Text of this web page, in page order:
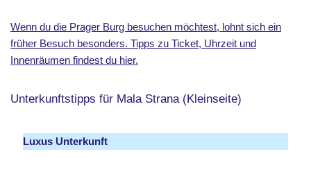
Wenn du die Prager Burg besuchen möchtest, lohnt sich ein
früher Besuch besonders. Tipps zu Ticket, Uhrzeit und
Innenräumen findest du hier.
Unterkunftstipps für Mala Strana (Kleinseite)
Luxus Unterkunft